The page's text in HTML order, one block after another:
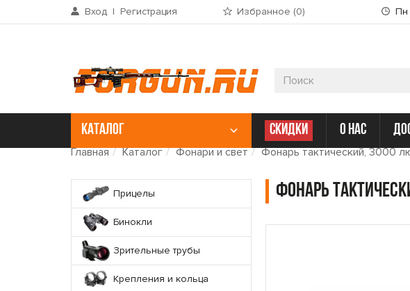
Вход | Регистрация Избранное (0) Пн
КАТАЛОГ СКИДКИ о нас
Главная Каталог Фонари и свет Фонарь тактический, 3000
Прицелы
Бинокли
Зрительные трубы
Крепления и кольца
Фонарь